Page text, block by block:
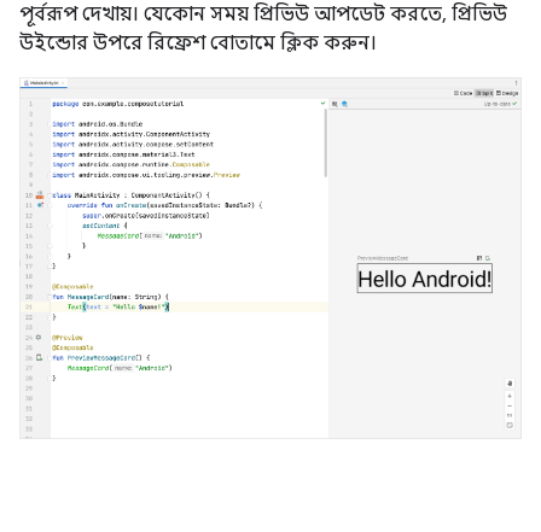
পূর্বরূপ দেখায়। যেকোন সময় প্রিভিউ আপডেট করতে, প্রিভিউ
উইন্ডোর উপরে রিফ্রেশ বোতামে ক্লিক করুন।